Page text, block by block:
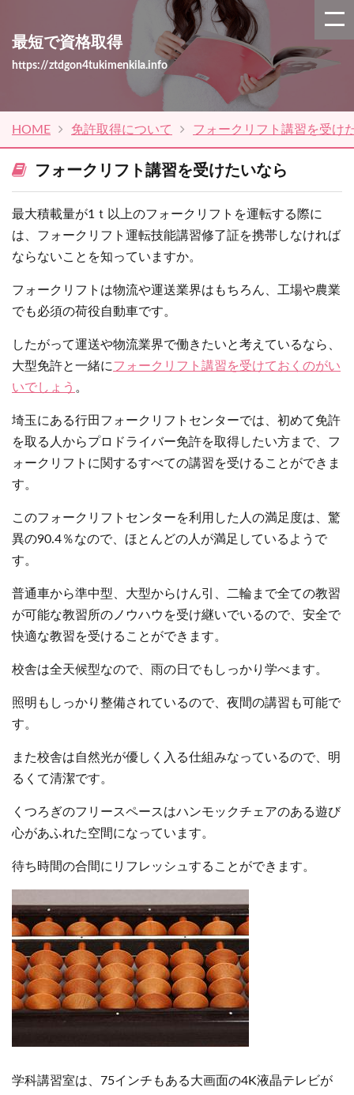
最短で資格取得
https://ztdgon4tukimenkila.info
HOME 免許取得について フォークリフト講習を受け
フォークリフト講習を受けたいなら
最大積載量が1ｔ以上のフォークリフトを運転する際に
は、フォークリフト運転技能講習修了証を携帯しなければ
ならないことを知っていますか。
フォークリフトは物流や運送業界はもちろん、工場や農業
でも必須の荷役自動車です。
したがって運送や物流業界で働きたいと考えているなら、
大型免許と一緒にフォークリフト講習を受けておくのがい
いでしょう 。
埼玉にある行田フォークリフトセンターでは、初めて免許
を取る人からプロドライバー免許を取得したい方まで、フ
ォークリフトに関するすべての講習を受けることができま
す。
このフォークリフトセンターを利用した人の満足度は、驚
異の90.4％なので、ほとんどの人が満足しているようで
す。
普通車から準中型、大型からけん引、二輪まで全ての教習
が可能な教習所のノウハウを受け継いでいるので、安全で
快適な教習を受けることができます。
校舎は全天候型なので、雨の日でもしっかり学べます。
照明もしっかり整備されているので、夜間の講習も可能で
す。
また校舎は自然光が優しく入る仕組みなっているので、明
るくて清潔です。
くつろぎのフリースペースはハンモックチェアのある遊び
心があふれた空間になっています。
待ち時間の合間にリフレッシュすることができます。
学科講習室は、75インチもある大画面の4K液晶テレビが